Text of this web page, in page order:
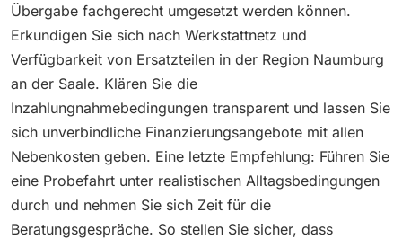
Übergabe fachgerecht umgesetzt werden können.
Erkundigen Sie sich nach Werkstattnetz und
Verfügbarkeit von Ersatzteilen in der Region Naumburg
an der Saale. Klären Sie die
Inzahlungnahmebedingungen transparent und lassen Sie
sich unverbindliche Finanzierungsangebote mit allen
Nebenkosten geben. Eine letzte Empfehlung: Führen Sie
eine Probefahrt unter realistischen Alltagsbedingungen
durch und nehmen Sie sich Zeit für die
Beratungsgespräche. So stellen Sie sicher, dass